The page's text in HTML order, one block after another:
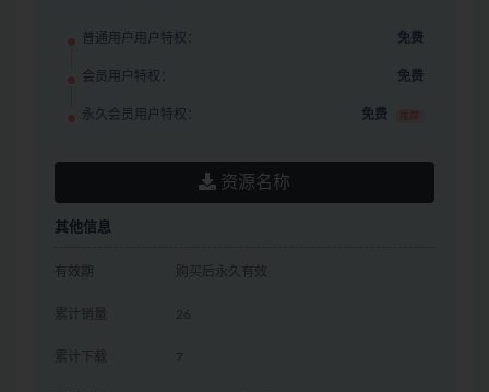
普通用户用户特权： 免费
会员用户特权： 免费
永久会员用户特权： 免费 推荐
资源名称
其他信息
有效期 购买后永久有效
累计销量 26
累计下载 7